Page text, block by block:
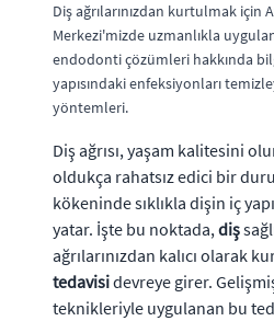
Diş ağrılarınızdan kurtulmak için
Merkezi'mizde uzmanlıkla
endodonti çözümleri hakkında
yapısındaki enfeksiyonları
yöntemleri.
Diş ağrısı, yaşam kalitesini
oldukça rahatsız edici bir
kökeninde sıklıkla dişin iç
yatar. İşte bu noktada,diş
ağrılarınızdan kalıcı olarak
tedavisidevreye girer.
teknikleriyle uygulanan bu